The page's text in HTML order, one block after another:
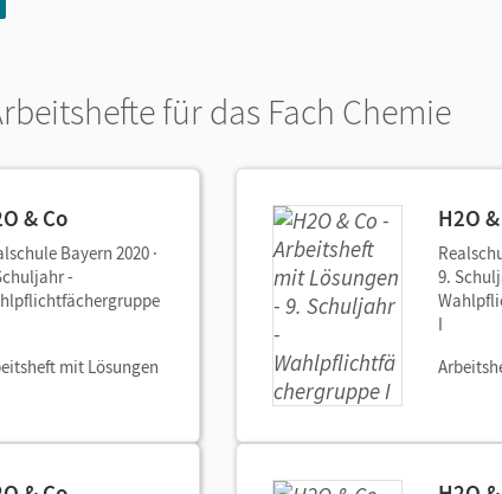
für das Fach Chemie
& Co
Bayern 2020 ·
-
mit Lösungen
H2O
9.
I